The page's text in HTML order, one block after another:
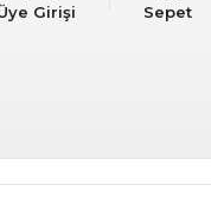
Girişi Sepet